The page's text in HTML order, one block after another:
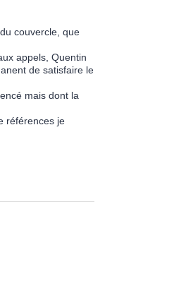
couvercle, que
appels, Quentin
de satisfaire le
mais dont la
références je